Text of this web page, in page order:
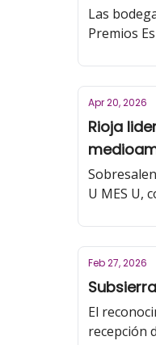
Las
Premios
Apr 20, 2026
Rioja
U MES U,
Oros y 3
Feb 27, 2026
El
recepción